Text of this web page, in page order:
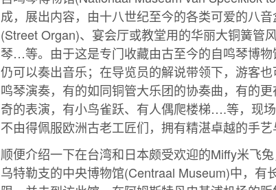
成，展出内容，由十八世纪至今的各类可爱的八
(Street Organ)、宴会厅或教堂用的华丽大铜簧管
琴…等。由于这是专门收藏由古至今的自鸣琴博
仍可以奏出音乐；在导览员的解说带领下，游客
鸣琴演奏，有的如同铜管大乐团的协奏曲，有的
奇的表演，有小鸟雀跃、有人偶爬楼梯….等，现
不由得佩服欧洲古老工匠们，拥有精湛卓越的手艺
顺便介绍一下在台湾和日本颇受欢迎的Miffy米飞
乌特勒支的中央博物馆(Centraal Museum)中，有